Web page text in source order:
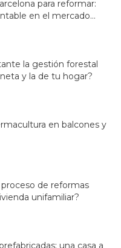
para reformar:
en el mercado
la gestión forestal
y la de tu hogar?
en balcones y
de reformas
unifamiliar?
una casa a